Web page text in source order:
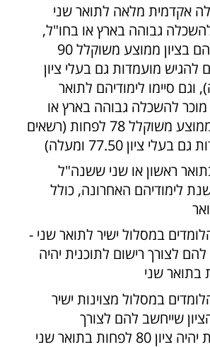
אקדמית מלאה לתואר שני
גבוהה בארץ או בחו"ל,
שסיימו לימודיהם בציון ממוצע משוקלל 90
להגיש מועמדות גם בעלי ציון
וגם סיימו לימודיהם לתואר
להשכלה גבוהה בארץ או
בחו"ל, בציון ממוצע משוקלל 78 לפחות (רשאים
ציון 77.50 ומעלה)
ראשון או שני ששנה"ל
לימודיהם האחרונה, כולל
במסלול ישיר לתואר שני -
להם לצורך רישום לתוכנית יהיה
במסלול מצוינות ישיר
שייחשב להם לצורך
לפחות בתואר שני